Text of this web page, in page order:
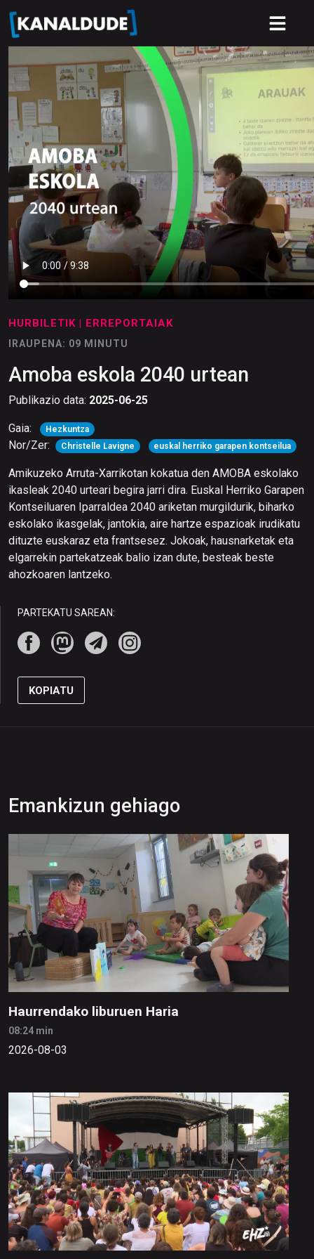
HURBILETIK | ERREPORTAIAK
IRAUPENA: 09 MINUTU
Amoba eskola 2040 urtean
Publikazio data: 2025-06-25
Gaia: Hezkuntza
Nor/Zer: Christelle Lavigne euskal herriko garapen kontseilua
Amikuzeko Arruta-Xarrikotan kokatua den AMOBA eskolako
ikasleak 2040 urteari begira jarri dira. Euskal Herriko Garapen
Kontseiluaren Iparraldea 2040 ariketan murgildurik, biharko
eskolako ikasgelak, jantokia, aire hartze espazioak irudikatu
dituzte euskaraz eta frantsesez. Jokoak, hausnarketak eta
elgarrekin partekatzeak balio izan dute, besteak beste
ahozkoaren lantzeko.
PARTEKATU SAREAN:
KOPIATU
Emankizun gehiago
Haurrendako liburuen Haria
08:24 min
2026-08-03